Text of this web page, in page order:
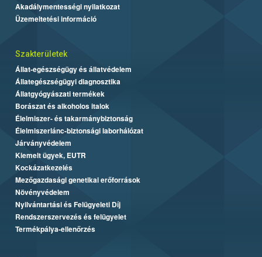
Akadálymentességi nyilatkozat
Üzemeltetési információ
Szakterületek
Állat-egészségügy és állatvédelem
Állategészségügyi diagnosztika
Állatgyógyászati termékek
Borászat és alkoholos italok
Élelmiszer- és takarmánybiztonság
Élelmiszerlánc-biztonsági laborhálózat
Járványvédelem
Kiemelt ügyek, EUTR
Kockázatkezelés
Mezőgazdasági genetikai erőforrások
Növényvédelem
Nyilvántartási és Felügyeleti Díj
Rendszerszervezés és felügyelet
Termékpálya-ellenőrzés